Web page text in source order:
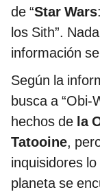
de “Star Wars
los Sith”.
información
Según la
busca a “Obi-
hechos de la
Tatooine,
inquisidores
planeta se